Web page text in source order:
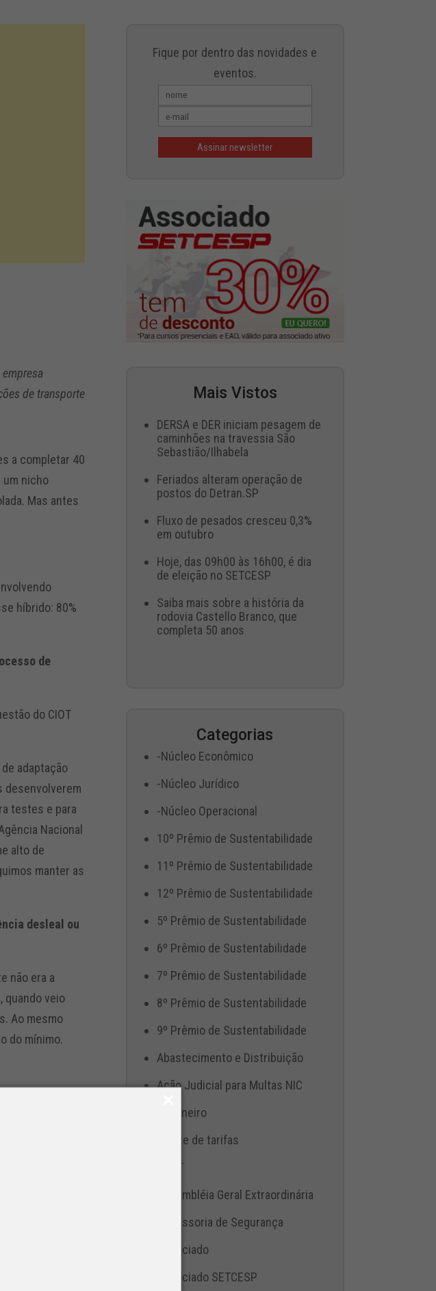
de transporte
a completar 40
um nicho
Mas antes
híbrido: 80%
de
do CIOT
adaptação
desenvolverem
testes e para
Nacional
alto de
manter as
desleal ou
não era a
quando veio
Ao mesmo
do mínimo.
Fique por dentro das novidades e
eventos.
Mais Vistos
DERSA e DER iniciam pesagem de
caminhões na travessia São
Sebastião/Ilhabela
Feriados alteram operação de
postos do Detran.SP
Fluxo de pesados cresceu 0,3%
em outubro
Hoje, das 09h00 às 16h00, é dia
de eleição no SETCESP
Saiba mais sobre a história da
rodovia Castello Branco, que
completa 50 anos
Categorias
-Núcleo Econômico
-Núcleo Jurídico
-Núcleo Operacional
10º Prêmio de Sustentabilidade
11º Prêmio de Sustentabilidade
12º Prêmio de Sustentabilidade
5º Prêmio de Sustentabilidade
6º Prêmio de Sustentabilidade
7º Prêmio de Sustentabilidade
8º Prêmio de Sustentabilidade
9º Prêmio de Sustentabilidade
Abastecimento e Distribuição
Ação Judicial para Multas NIC
Aduaneiro
Ajuste de tarifas
ANTT
Assembléia Geral Extraordinária
Assessoria de Segurança
Associado
Associado SETCESP